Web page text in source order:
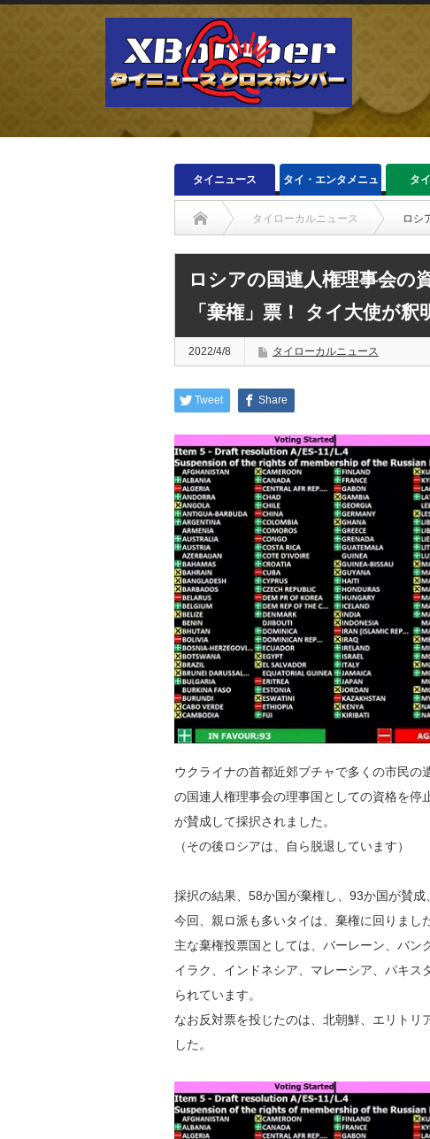
タイニュース タイ・エンタメニュ タ
タイローカルニュース ロシ
ロシアの国連人権理事会の
「棄権」票！ タイ大使が釈
2022/4/8 タイローカルニュース
Tweet Share
ウクライナの首都近郊ブチャで多くの市民
の国連人権理事会の理事国としての資格を停
が賛成して採択されました。
（その後ロシアは、自ら脱退しています）
採択の結果、58か国が棄権し、93か国が賛成
今回、親ロ派も多いタイは、棄権に回りまし
主な棄権投票国としては、バーレーン、バン
イラク、インドネシア、マレーシア、パキ
られています。
なお反対票を投じたのは、北朝鮮、エリト
した。